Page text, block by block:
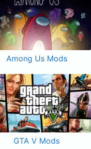
Among Us Mods
GTA V Mods